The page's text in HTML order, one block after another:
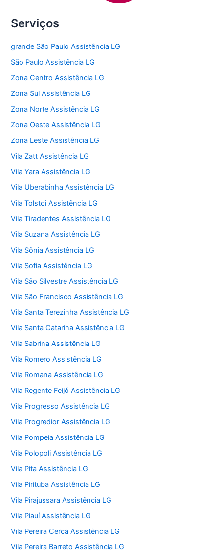
Serviços
grande São Paulo Assistência LG
São Paulo Assistência LG
Zona Centro Assistência LG
Zona Sul Assistência LG
Zona Norte Assistência LG
Zona Oeste Assistência LG
Zona Leste Assistência LG
Vila Zatt Assistência LG
Vila Yara Assistência LG
Vila Uberabinha Assistência LG
Vila Tolstoi Assistência LG
Vila Tiradentes Assistência LG
Vila Suzana Assistência LG
Vila Sônia Assistência LG
Vila Sofia Assistência LG
Vila São Silvestre Assistência LG
Vila São Francisco Assistência LG
Vila Santa Terezinha Assistência LG
Vila Santa Catarina Assistência LG
Vila Sabrina Assistência LG
Vila Romero Assistência LG
Vila Romana Assistência LG
Vila Regente Feijó Assistência LG
Vila Progresso Assistência LG
Vila Progredior Assistência LG
Vila Pompeia Assistência LG
Vila Polopoli Assistência LG
Vila Pita Assistência LG
Vila Pirituba Assistência LG
Vila Pirajussara Assistência LG
Vila Piauí Assistência LG
Vila Pereira Cerca Assistência LG
Vila Pereira Barreto Assistência LG